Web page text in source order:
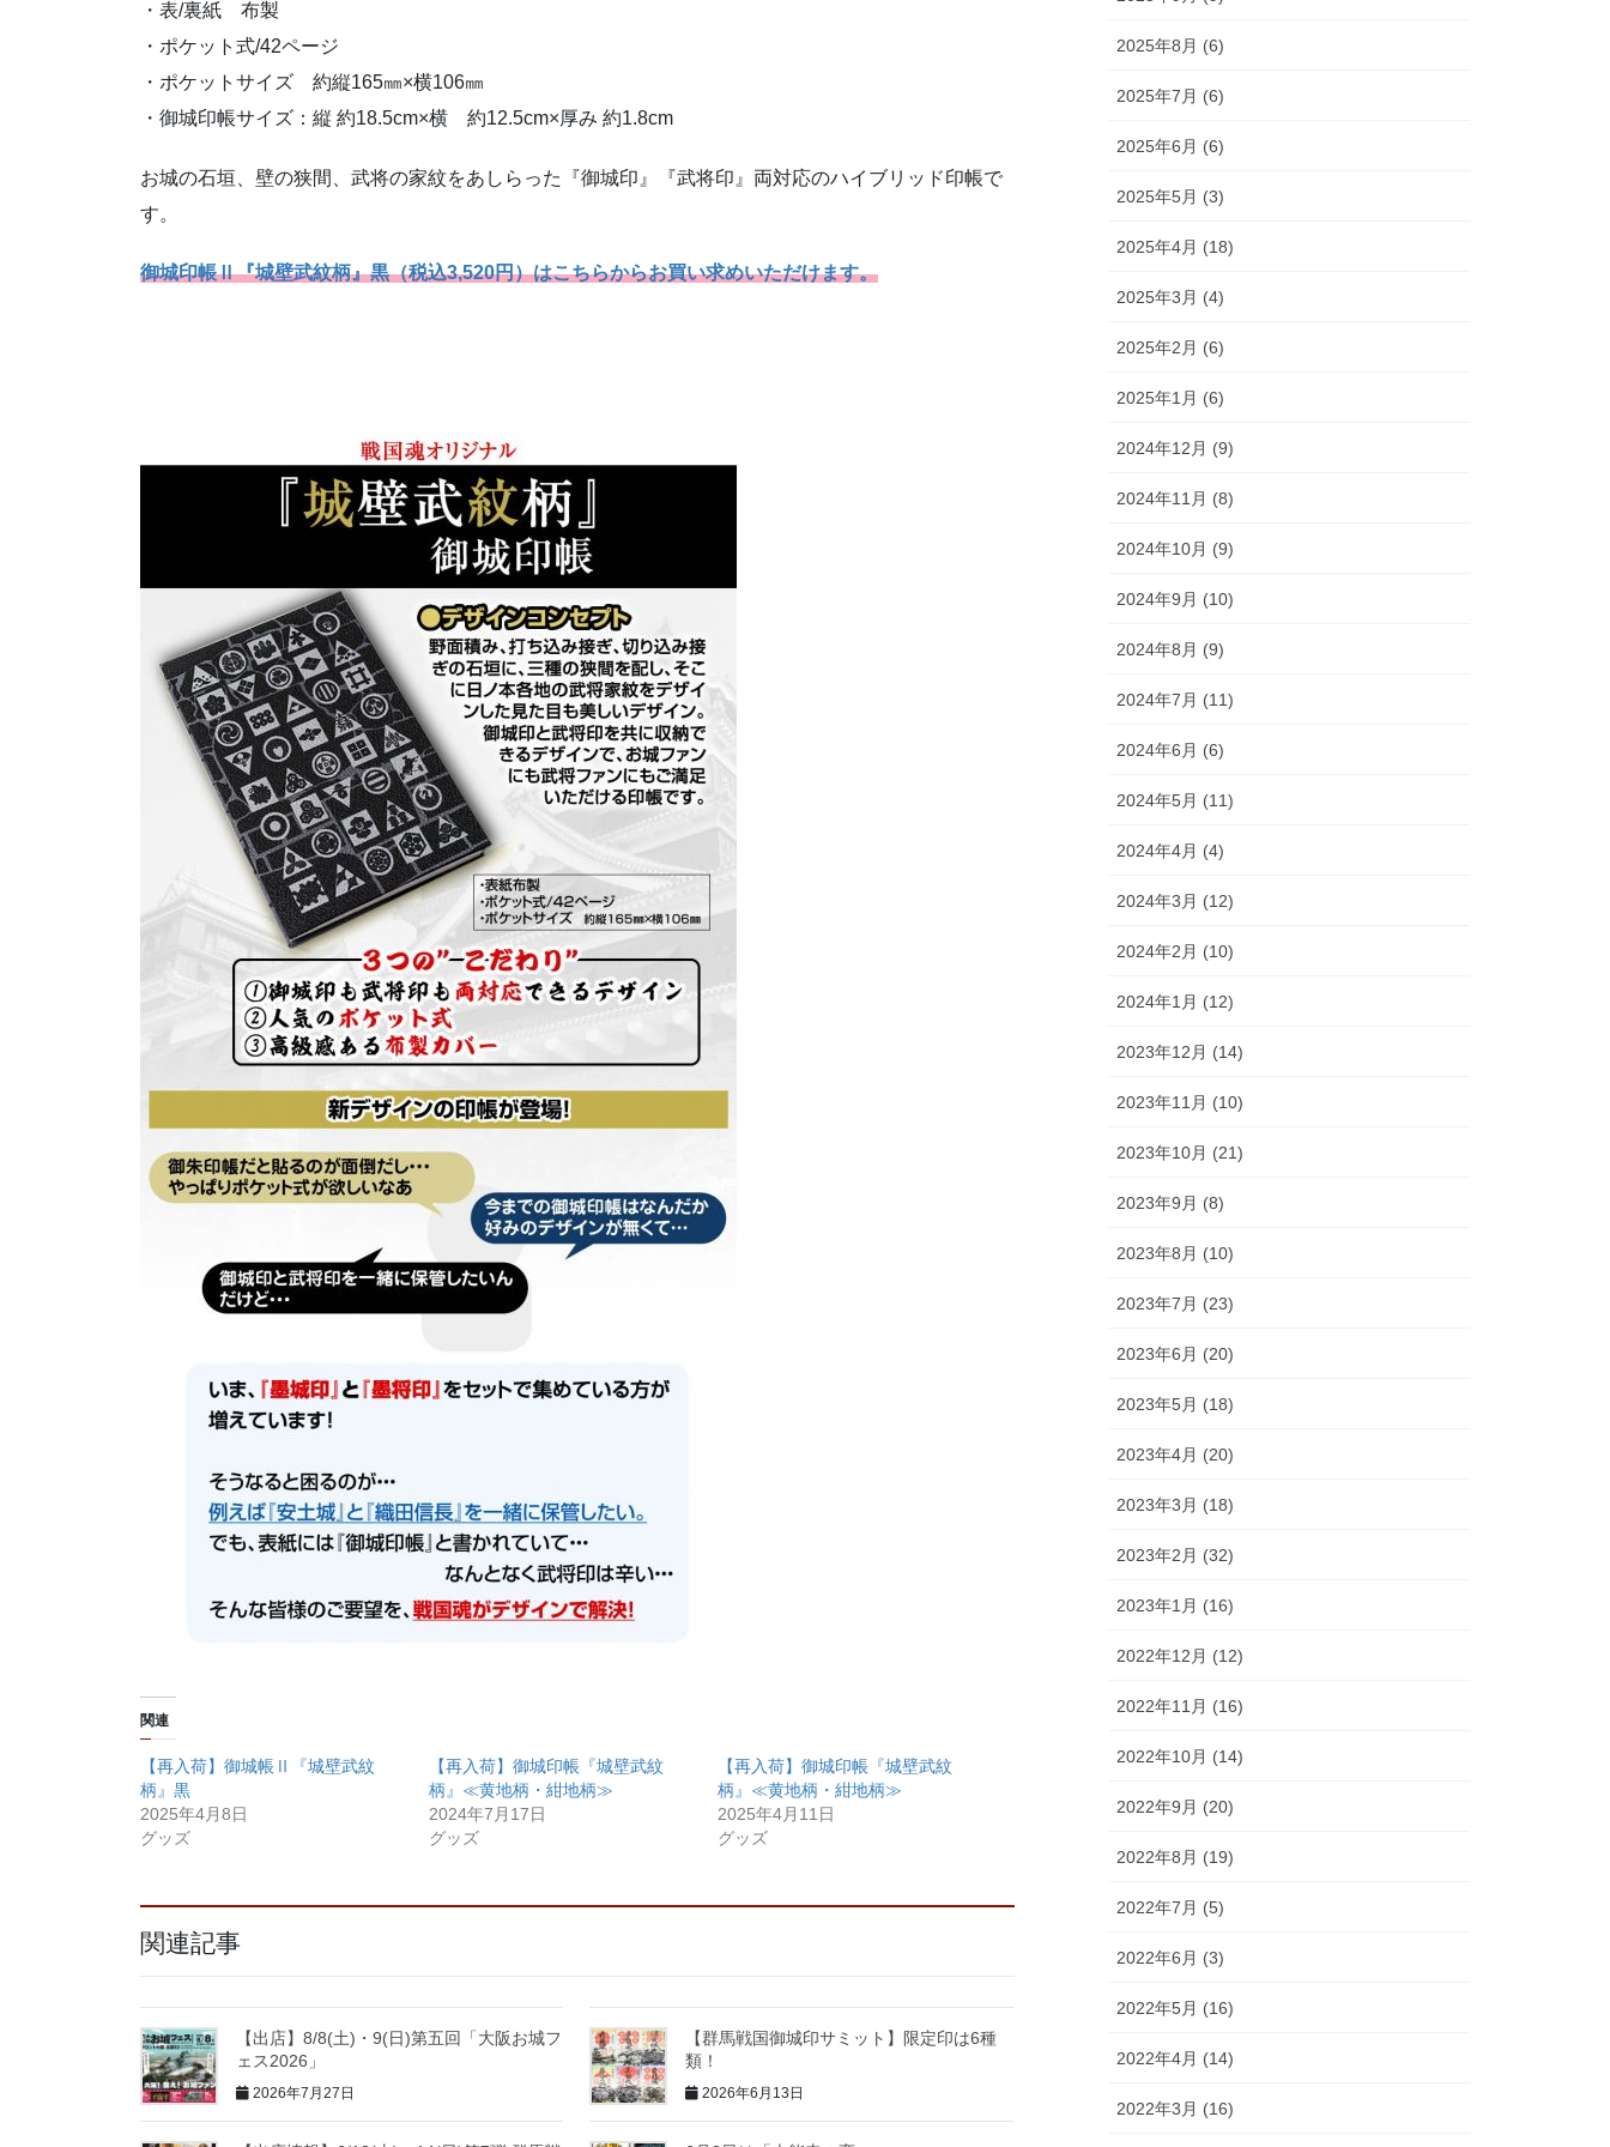
・表/裏紙 布製
・ポケット式/42ページ
・ポケットサイズ 約縦165㎜×横106㎜
・御城印帳サイズ：縦 約18.5cm×横 約12.5cm×厚み 約1.8cm
お城の石垣、壁の狭間、武将の家紋をあしらった『御城印』『武将印』両対応のハイブリッド印帳で
す。
御城印帳Ⅱ『城壁武紋柄』黒（税込3,520円）はこちらからお買い求めいただけます。
関連
【再入荷】御城帳Ⅱ『城壁武紋
柄』黒
2025年4月8日
グッズ
【再入荷】御城印帳『城壁武紋
柄』≪黄地柄・紺地柄≫
2024年7月17日
グッズ
【再入荷】御城印帳『城壁武紋
柄』≪黄地柄・紺地柄≫
2025年4月11日
グッズ
関連記事
【出店】8/8(土)・9(日)第五回「大阪お城フ
ェス2026」
2026年7月27日
【群馬戦国御城印サミット】限定印は6種
類！
2026年6月13日
2025年8月 (6)
2025年7月 (6)
2025年6月 (6)
2025年5月 (3)
2025年4月 (18)
2025年3月 (4)
2025年2月 (6)
2025年1月 (6)
2024年12月 (9)
2024年11月 (8)
2024年10月 (9)
2024年9月 (10)
2024年8月 (9)
2024年7月 (11)
2024年6月 (6)
2024年5月 (11)
2024年4月 (4)
2024年3月 (12)
2024年2月 (10)
2024年1月 (12)
2023年12月 (14)
2023年11月 (10)
2023年10月 (21)
2023年9月 (8)
2023年8月 (10)
2023年7月 (23)
2023年6月 (20)
2023年5月 (18)
2023年4月 (20)
2023年3月 (18)
2023年2月 (32)
2023年1月 (16)
2022年12月 (12)
2022年11月 (16)
2022年10月 (14)
2022年9月 (20)
2022年8月 (19)
2022年7月 (5)
2022年6月 (3)
2022年5月 (16)
2022年4月 (14)
2022年3月 (16)